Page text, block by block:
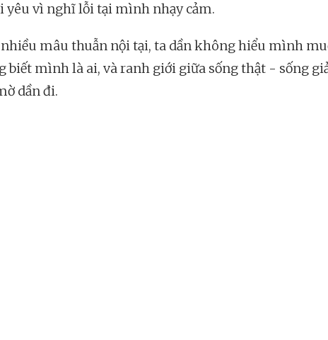
yêu vì nghĩ lỗi tại mình nhạy cảm.
mâu thuẫn nội tại, ta dần không hiểu mình
biết mình là ai, và ranh giới giữa sống thật - sống
dần đi.